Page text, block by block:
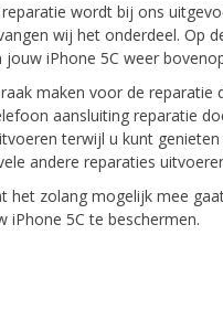
wordt bij ons
wij het onderdeel. Op
iPhone 5C weer
maken voor de
aansluiting reparatie
terwijl u kunt
andere reparaties
het zolang mogelijk mee
5C te beschermen.